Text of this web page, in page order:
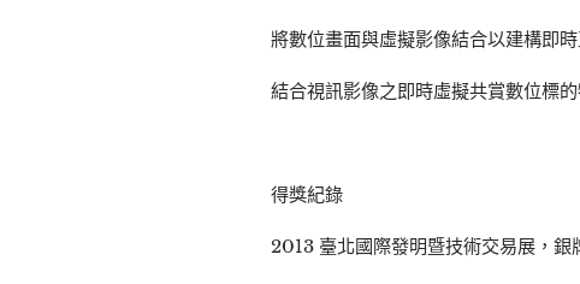
將數位畫面與虛擬影像結合以建構即
結合視訊影像之即時虛擬共賞數位標
得獎紀錄
2013 臺北國際發明暨技術交易展，銀